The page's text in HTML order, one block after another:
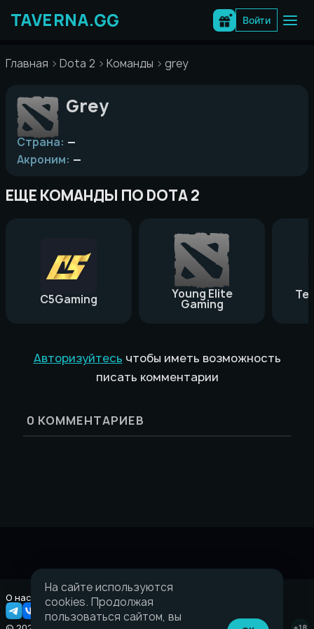
содержимому
Войти
Главная Dota 2 Команды grey
Grey
Страна: —
Акроним: —
ЕЩЕ КОМАНДЫ ПО DOTA 2
C5Gaming Young Elite
Gaming
Авторизуйтесь чтобы иметь возможность
писать комментарии
0 КОММЕНТАРИЕВ
О нас Правовая информация
На сайте используются
cookies. Продолжая
пользоваться сайтом, вы